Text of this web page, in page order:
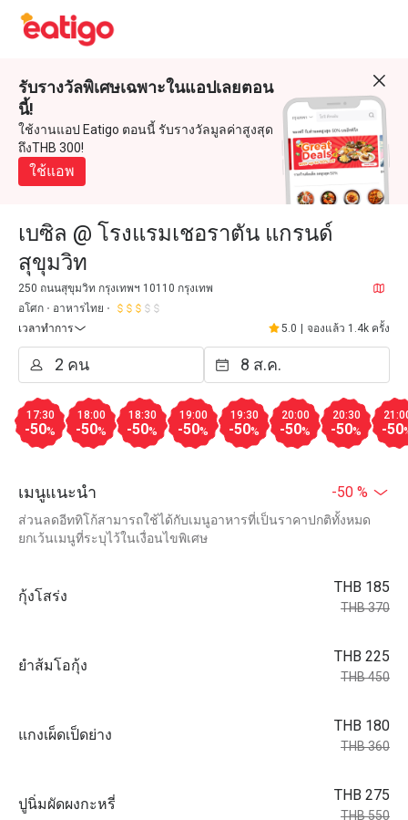
รับรางวัลพิเศษเฉพาะในแอปเลยตอน
นี้!
ใช้งานแอป Eatigo ตอนนี้ รับรางวัลมูลค่าสูงสุด
ถึงTHB 300!
ใช้แอพ
เบซิล @ โรงแรมเชอราตัน แกรนด์
สุขุมวิท
250 ถนนสุขุมวิท กรุงเทพฯ 10110 กรุงเทพ
อโศก
อาหารไทย
เวลาทำการ
5.0 จองแล้ว 1.4k ครั้ง
17:30
-50%
18:00
-50%
18:30
-50%
19:00
-50%
19:30
-50%
20:00
-50%
20:30
-50% -50
เมนูแนะนำ -50 %
ส่วนลดอีททิโก้สามารถใช้ได้กับเมนูอาหารที่เป็นราคาปกติทั้งหมด
ยกเว้นเมนูที่ระบุไว้ในเงื่อนไขพิเศษ
กุ้งโสร่ง
THB 185
THB 370
ยำส้มโอกุ้ง
THB 225
THB 450
แกงเผ็ดเป็ดย่าง
THB 180
THB 360
ปูนิ่มผัดผงกะหรี่
THB 275
THB 550